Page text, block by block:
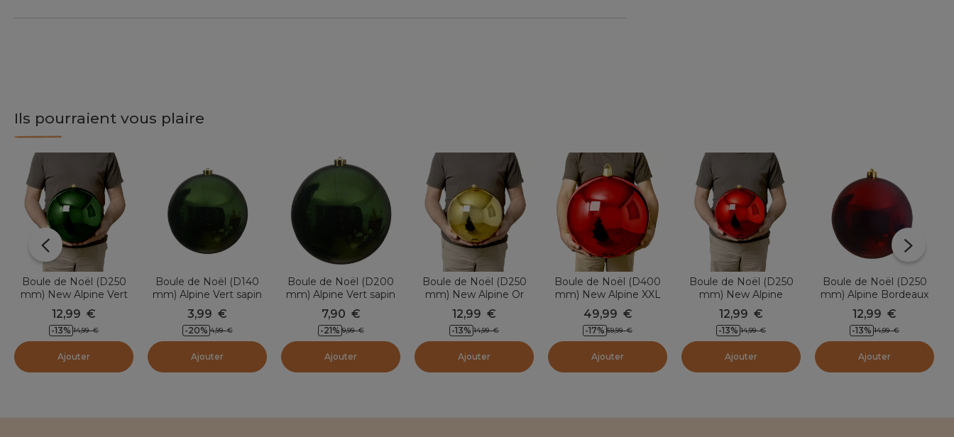
Ils pourraient vous plaire
Boule de Noël (D250
mm) New Alpine Vert
sapin
12,99 €
-13% 14,99 €
Ajouter
Boule de Noël (D140
mm) Alpine Vert sapin
3,99 €
-20% 4,99 €
Ajouter
Boule de Noël (D200
mm) Alpine Vert sapin
7,90 €
-21% 9,99 €
Ajouter
Boule de Noël (D250
mm) New Alpine Or
12,99 €
-13% 14,99 €
Ajouter
Boule de Noël (D400
mm) New Alpine XXL
Rouge
49,99 €
-17% 59,99 €
Ajouter
Boule de Noël (D250
mm) New Alpine
Rouge
12,99 €
-13% 14,99 €
Ajouter
Boule de Noël (D250
mm) Alpine Bordeaux
12,99 €
-13% 14,99 €
Ajouter